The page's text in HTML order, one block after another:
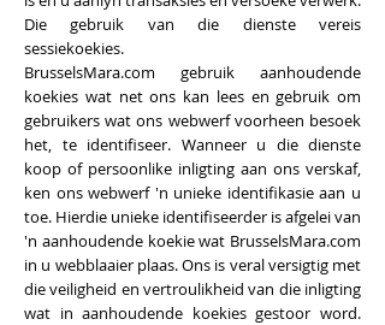
Die gebruik van die dienste vereis
sessiekoekies.
BrusselsMara.com gebruik aanhoudende
koekies wat net ons kan lees en gebruik om
gebruikers wat ons webwerf voorheen besoek
het, te identifiseer. Wanneer u die dienste
koop of persoonlike inligting aan ons verskaf,
ken ons webwerf 'n unieke identifikasie aan u
toe. Hierdie unieke identifiseerder is afgelei van
'n aanhoudende koekie wat BrusselsMara.com
in u webblaaier plaas. Ons is veral versigtig met
die veiligheid en vertroulikheid van die inligting
wat in aanhoudende koekies gestoor word.